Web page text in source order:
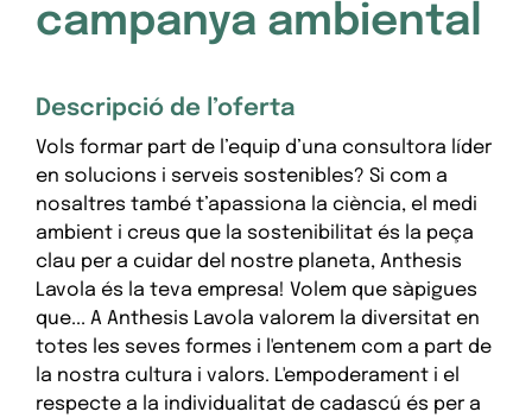
campanya ambiental
Descripció de l’oferta
Vols formar part de l’equip d’una consultora líder
en solucions i serveis sostenibles? Si com a
nosaltres també t’apassiona la ciència, el medi
ambient i creus que la sostenibilitat és la peça
clau per a cuidar del nostre planeta, Anthesis
Lavola és la teva empresa! Volem que sàpigues
que... A Anthesis Lavola valorem la diversitat en
totes les seves formes i l'entenem com a part de
la nostra cultura i valors. L'empoderament i el
respecte a la individualitat de cadascú és per a